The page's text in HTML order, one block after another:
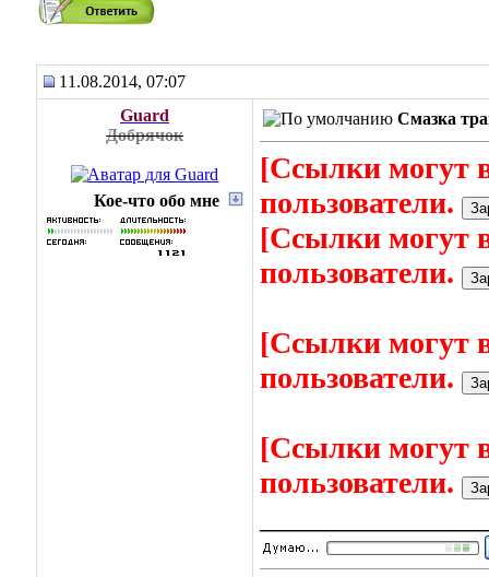
11.08.2014, 07:07
Guard
Добрячок
Кое-что обо мне
Смазка
[Ссылки могут
пользователи.
[Ссылки могут
пользователи.
[Ссылки могут
пользователи.
[Ссылки могут
пользователи.